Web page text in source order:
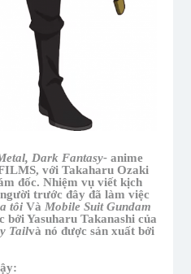
Dark Fantasy- anime
với Takaharu Ozaki
đốc. Nhiệm vụ viết kịch
trước đây đã làm việc
tôiVà Mobile Suit Gundam
bởi Yasuharu Takanashi của
Tailvà nó được sản xuất bởi